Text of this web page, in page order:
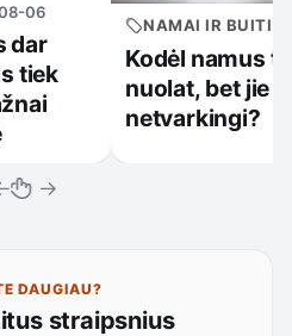
06
dar
tiek
NAMAI IR BUITIS
Kodėl namus
nuolat, bet jie
netvarkingi?
→
DAUGIAU?
straipsnius